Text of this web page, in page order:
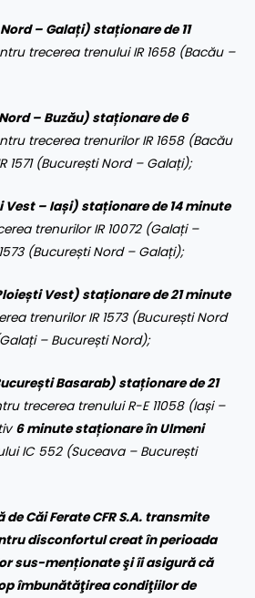
Nord – Galați) staționare de 11
trecerea trenului IR 1658 (Bacău –
– Buzău) staționare de 6
trecerea trenurilor IR 1658 (Bacău
1571 (București Nord – Galați);
Vest – Iași) staționare de 14 minute
trenurilor IR 10072 (Galați –
(București Nord – Galați);
Vest) staționare de 21 minute
trenurilor IR 1573 (București Nord
Galați – București Nord);
Basarab) staționare de 21
trecerea trenuluiR-E11058 (Iași –
6 minute staționare în Ulmeni
IC 552 (Suceava – București
Căi Ferate CFR S.A. transmite
disconfortul creat în perioada
sus-menționate şi îi asigură că
îmbunătăţirea condiţiilor de